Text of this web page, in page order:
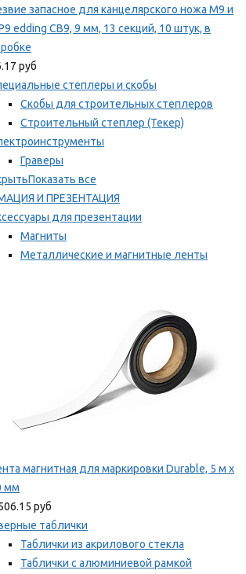
запасное для канцелярского ножа M9 и
edding CB9, 9 мм, 13 секций, 10 штук, в
руб
степлеры и скобы
Скобы для строительных степлеров
Строительный степлер (Текер)
Граверы
Показать все
И ПРЕЗЕНТАЦИЯ
для презентации
Магниты
Металлические и магнитные ленты
магнитная для маркировки Durable, 5 м х
мм
руб
таблички
Таблички из акрилового стекла
Таблички с алюминиевой рамкой